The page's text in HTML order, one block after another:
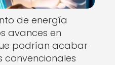
de energía
avances en
podrían acabar